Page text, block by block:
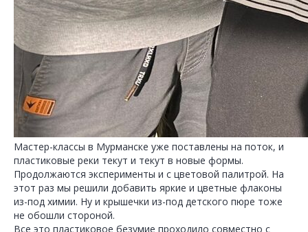
Мастер-классы в Мурманске уже поставлены на поток, и
пластиковые реки текут и текут в новые формы.
Продолжаются эксперименты и с цветовой палитрой. На
этот раз мы решили добавить яркие и цветные флаконы
из-под химии. Ну и крышечки из-под детского пюре тоже
не обошли стороной.
Все это пластиковое безумие проходило совместно с